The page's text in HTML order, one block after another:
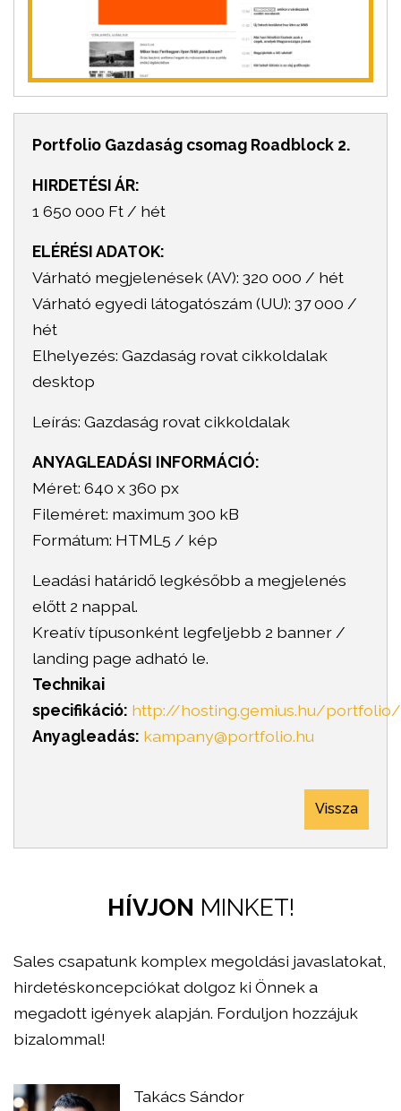
Portfolio Gazdaság csomag Roadblock 2.
HIRDETÉSI ÁR:
1 650 000 Ft / hét
ELÉRÉSI ADATOK:
Várható megjelenések (AV): 320 000 / hét
Várható egyedi látogatószám (UU): 37 000 /
hét
Elhelyezés: Gazdaság rovat cikkoldalak
desktop
Leírás: Gazdaság rovat cikkoldalak
ANYAGLEADÁSI INFORMÁCIÓ:
Méret: 640 x 360 px
Fileméret: maximum 300 kB
Formátum: HTML5 / kép
Leadási határidő legkésőbb a megjelenés
előtt 2 nappal.
Kreatív típusonként legfeljebb 2 banner /
landing page adható le.
Technikai
specifikáció: http://hosting.gemius.hu/
Anyagleadás: kampany@portfolio.hu
Vissza
HÍVJON MINKET!
Sales csapatunk komplex megoldási javaslatokat,
hirdetéskoncepciókat dolgoz ki Önnek a
megadott igények alapján. Forduljon hozzájuk
bizalommal!
Takács Sándor